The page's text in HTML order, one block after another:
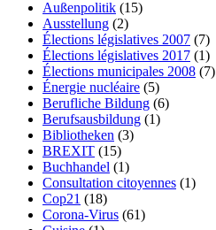
Außenpolitik (15)
Ausstellung (2)
Élections législatives 2007 (7)
Élections législatives 2017 (1)
Élections municipales 2008 (7)
Énergie nucléaire (5)
Berufliche Bildung (6)
Berufsausbildung (1)
Bibliotheken (3)
BREXIT (15)
Buchhandel (1)
Consultation citoyennes (1)
Cop21 (18)
Corona-Virus (61)